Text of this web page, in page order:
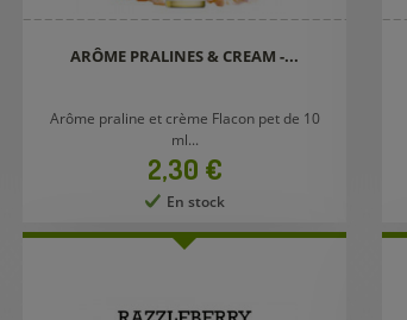
ARÔME PRALINES & CREAM -...
Arôme praline et crème Flacon pet de 10
ml...
Prix
2,30 €
En stock